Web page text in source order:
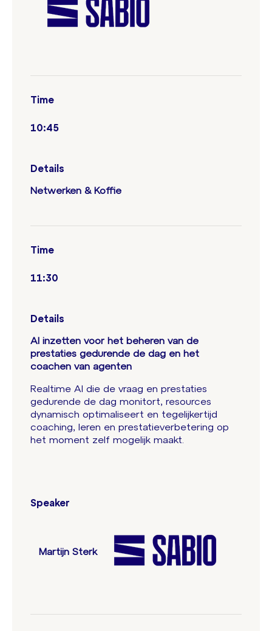
Time
10:45
Details
Netwerken & Koffie
Time
11:30
Details
AI inzetten voor het beheren van de
prestaties gedurende de dag en het
coachen van agenten
Realtime AI die de vraag en prestaties
gedurende de dag monitort, resources
dynamisch optimaliseert en tegelijkertijd
coaching, leren en prestatieverbetering op
het moment zelf mogelijk maakt.
Speaker
Martijn Sterk